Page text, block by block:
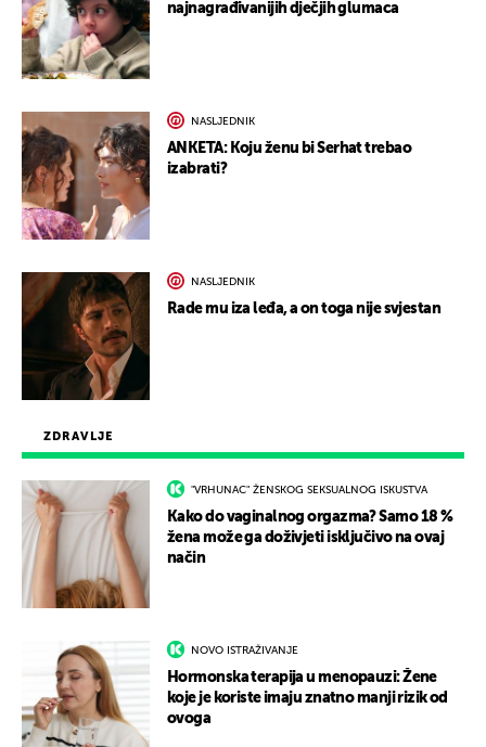
ZDRAVLJE
"VRHUNAC" ŽENSKOG SEKSUALNOG ISKUSTVA
Kako do vaginalnog orgazma? Samo 18 %
žena može ga doživjeti isključivo na ovaj
način
NOVO ISTRAŽIVANJE
Hormonska terapija u menopauzi: Žene
koje je koriste imaju znatno manji rizik od
ovoga
najnagrađivanijih dječjih glumaca
NASLJEDNIK
ANKETA: Koju ženu bi Serhat trebao
izabrati?
NASLJEDNIK
Rade mu iza leđa, a on toga nije svjestan